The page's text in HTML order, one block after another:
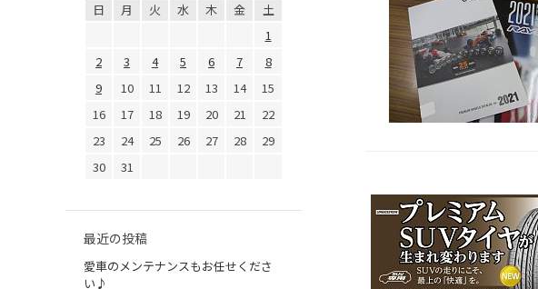
日 月 火 水 木 金
土
1
2
3 4 5 6 7
8
9
10 11 12 13 14
15
16
17 18 19 20 21
22
23
24 25 26 27 28
29
30
31
最近の投稿
愛車のメンテナンスもお任せくださ
い♪